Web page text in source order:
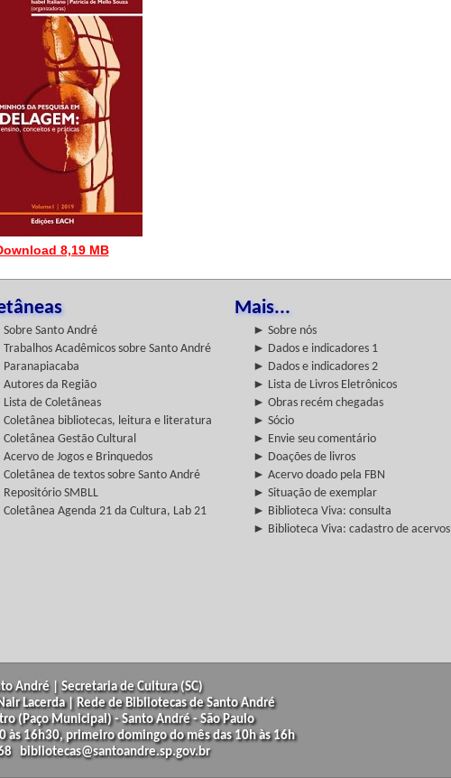
8,19 MB
Mais...
Santo André
► Sobre nós
Acadêmicos sobre Santo André
► Dados e indicadores 1
► Dados e indicadores 2
da Região
► Lista de Livros Eletrônicos
de Coletâneas
► Obras recém chegadas
bibliotecas, leitura e literatura
► Sócio
Gestão Cultural
► Envie seu comentário
de Jogos e Brinquedos
► Doações de livros
de textos sobre Santo André
► Acervo doado pela FBN
SMBLL
► Situação de exemplar
Agenda 21 da Cultura, Lab 21
► Biblioteca Viva: consulta
► Biblioteca Viva: cadastro de acervos
André | Secretaria de Cultura (SC)
Lacerda | Rede de Bibliotecas de Santo André
(Paço Municipal) - Santo André - São Paulo
às 16h30, primeiro domingo do mês das 10h às 16h
bibliotecas@santoandre.sp.gov.br